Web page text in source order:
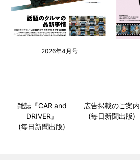
2026年4月号
雑誌『CAR and
DRIVER』
(毎日新聞出版)
広告掲載のご案内
(毎日新聞出版)